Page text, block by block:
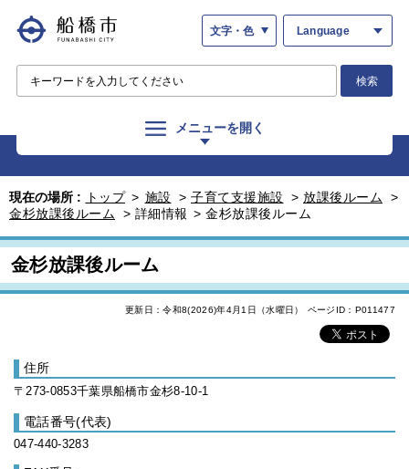
文字・色 Language
検索
メニューを開く
現在の場所 : トップ > 施設 > 子育て支援施設 > 放課後ルーム
>
金杉放課後ルーム
> 詳細情報 > 金杉放課後ルーム
金杉放課後ルーム
更新日：令和8(2026)年4月1日（水曜日） ページID：P011477
住所
〒273-0853千葉県船橋市金杉8-10-1
電話番号(代表)
047-440-3283